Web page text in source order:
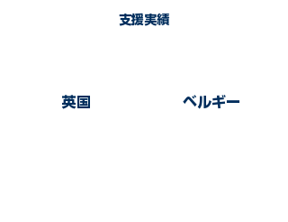
支援実績
​英国 ​ベルギー